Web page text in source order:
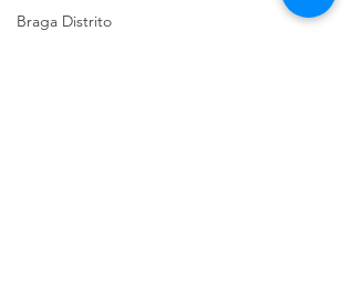
Braga Distrito